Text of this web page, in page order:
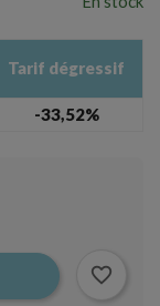
Tarif dégressif
-33,52%
favorite_border